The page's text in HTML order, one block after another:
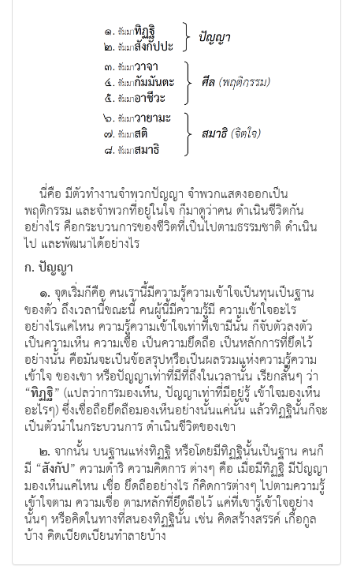
นี่คือ มีตัวทํางานจําพวกปัญญา จําพวกแสดงออกเป็น
พฤติกรรม และจําพวกที่อยู่ในใจ ก็มาดูว่าคน ดําเนินชีวิตกัน
อย่างไร คือกระบวนการของชีวิตที่เป็นไปตามธรรมชาติ ดําเนิน
ไป และพัฒนาได้อย่างไร
ก. ปญญา
๑.จุดเริ่มก็คือ คนเรานี้มีความรู้ความเข้าใจเป็นทุนเป็นฐาน
ของตัว ถึงเวลานี้ขณะนี้ คนผู้นี้มีความรู้มี ความเข้าใจอะไร
อย่างไรแค่ไหน ความรู้ความเข้าใจเท่าที่เขามีนั้น ก็จับตัวลงตัว
เป็นความเห็น ความเชื่อ เป็นความยึดถือ เป็นหลักการที่ยึดไว้
อย่างนั้น คือมันจะเป็นข้อสรุปหรือเป็นผลรวมแห่งความรู้ความ
เข้าใจ ของเขา หรือปัญญาเท่าที่มีที่ถึงในเวลานั้น เรียกสั้นๆ ว่า
“ทิฏฐิ” (แปลว่าการมองเห็น, ปัญญาเท่าที่มีอยู่รู้ เข้าใจมองเห็น
อะไรๆ) ซึ่งเชื่อถือยึดถือมองเห็นอย่างนั้นแค่นั้น แล้วทิฏฐินั้นก็จะ
เป็นตัวนําในกระบวนการ ดําเนินชีวิตของเขา
๒.จากนั้น บนฐานแห่งทิฏฐิ หรือโดยมีทิฏฐินั้นเป็นฐาน คนก็
มี “สังกัป” ความดําริ ความคิดการ ต่างๆ คือ เมื่อมีทิฏฐิ มีปัญญา
มองเห็นแค่ไหน เชื่อ ยึดถืออย่างไร ก็คิดการต่างๆ ไปตามความรู้
เข้าใจตาม ความเชื่อ ตามหลักที่ยึดถือไว้ แค่ที่เขารู้เข้าใจอย่าง
นั้นๆ หรือคิดในทางที่สนองทิฏฐินั้น เช่น คิดสร้างสรรค์ เกื้อกูล
บ้าง คิดเบียดเบียนทําลายบ้าง